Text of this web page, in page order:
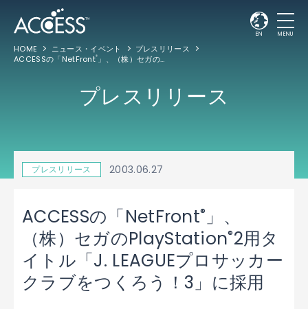
EN MENU
HOME ニュース・イベント
プレスリリース
ACCESSの「NetFront® 」、（株）セガのPlayStation
プレスリリース
プレスリリース 2003.06.27
ACCESSの「NetFront®」、
（株）セガのPlayStation®2用タ
イトル「J. LEAGUEプロサッカー
クラブをつくろう！3」に採用